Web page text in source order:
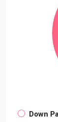
Down